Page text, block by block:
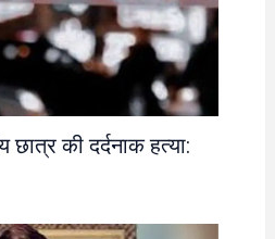
छात्र की दर्दनाक हत्या: